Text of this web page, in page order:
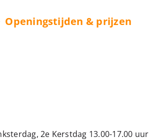
Openingstijden & prijzen
2e Kerstdag 13.00-17.00 uur